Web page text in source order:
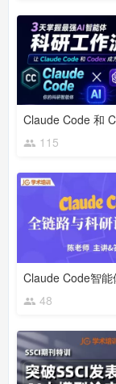
115
48